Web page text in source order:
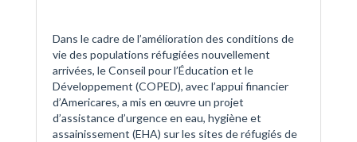
Dans le cadre de l’amélioration des conditions de
vie des populations réfugiées nouvellement
arrivées, le Conseil pour l’Éducation et le
Développement (COPED), avec l’appui financier
d’Americares, a mis en œuvre un projet
d’assistance d’urgence en eau, hygiène et
assainissement (EHA) sur les sites de réfugiés de